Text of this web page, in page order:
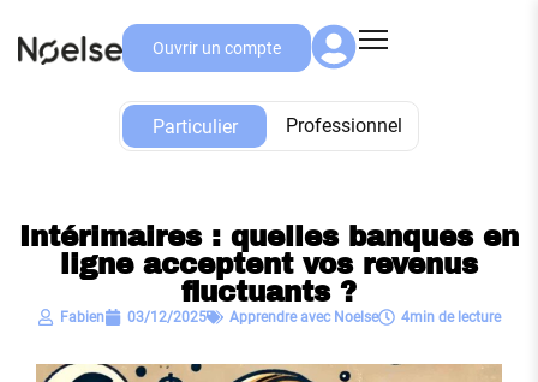
Ouvrir un compte
Particulier Professionnel
Particulier
Intérimaires : quelles banques en
ligne acceptent vos revenus
fluctuants ?
Fabien 03/12/2025 Apprendre avec Noelse 4min de lecture